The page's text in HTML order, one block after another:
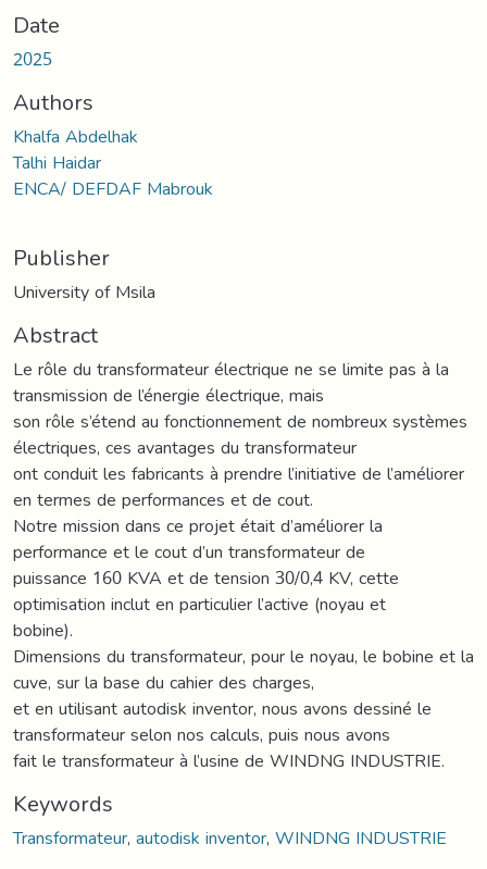
Date
2025
Authors
Khalfa Abdelhak
Talhi Haidar
ENCA/ DEFDAF Mabrouk
Publisher
University of Msila
Abstract
Le rôle du transformateur électrique ne se limite pas à la
transmission de l’énergie électrique, mais
son rôle s’étend au fonctionnement de nombreux systèmes
électriques, ces avantages du transformateur
ont conduit les fabricants à prendre l’initiative de l’améliorer
en termes de performances et de cout.
Notre mission dans ce projet était d’améliorer la
performance et le cout d’un transformateur de
puissance 160 KVA et de tension 30/0,4 KV, cette
optimisation inclut en particulier l’active (noyau et
bobine).
Dimensions du transformateur, pour le noyau, le bobine et la
cuve, sur la base du cahier des charges,
et en utilisant autodisk inventor, nous avons dessiné le
transformateur selon nos calculs, puis nous avons
fait le transformateur à l’usine de WINDNG INDUSTRIE.
Keywords
Transformateur,autodisk inventor,WINDNG INDUSTRIE